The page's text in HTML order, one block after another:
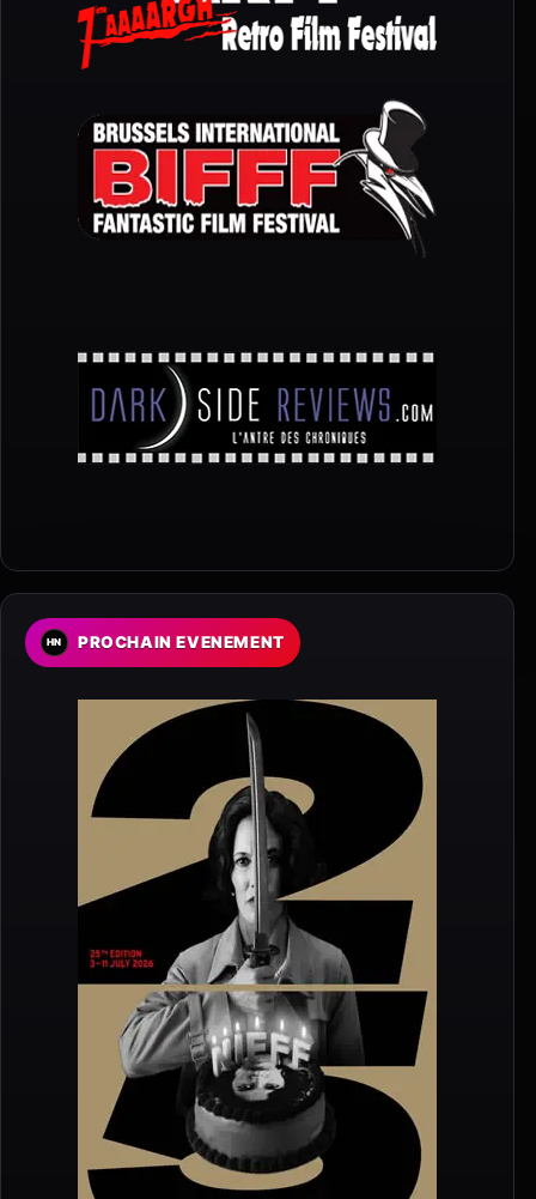
PROCHAIN EVENEMENT